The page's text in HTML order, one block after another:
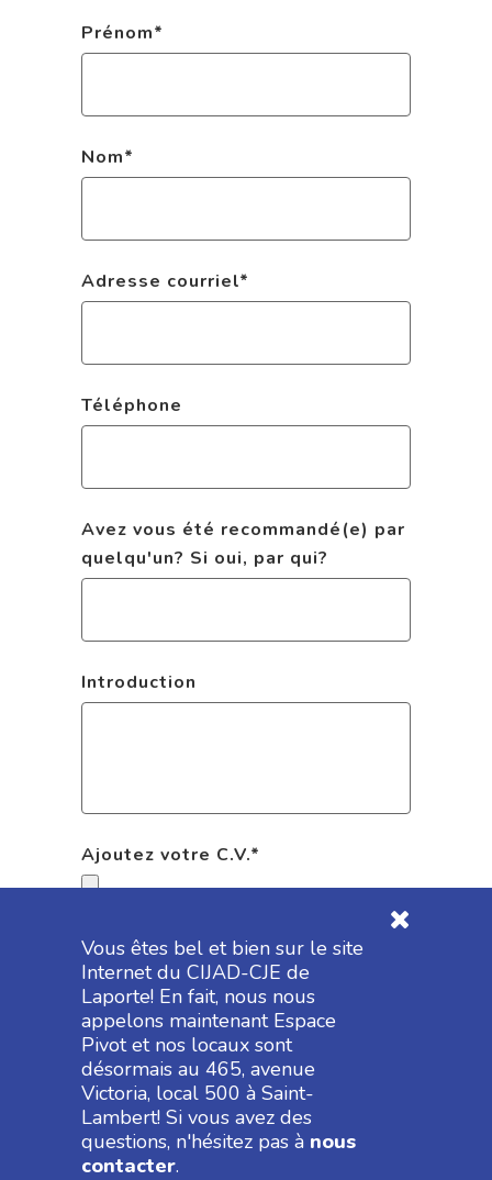
Vous êtes bel et bien sur le site
Internet du CIJAD-CJE de
Laporte! En fait, nous nous
appelons maintenant Espace
Pivot et nos locaux sont
désormais au 465, avenue
Victoria, local 500 à Saint-
Lambert! Si vous avez des
questions, n'hésitez pas à nous
contacter.
Prénom*
Nom*
Adresse courriel*
Téléphone
Avez vous été recommandé(e) par
quelqu'un? Si oui, par qui?
Introduction
Ajoutez votre C.V.*